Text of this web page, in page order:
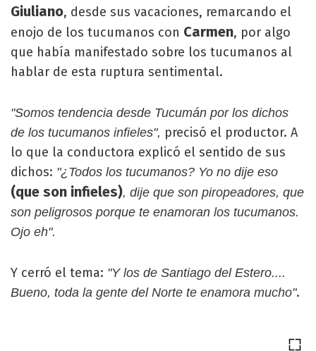
Giuliano, desde sus vacaciones, remarcando el
enojo de los tucumanos con Carmen, por algo
que había manifestado sobre los tucumanos al
hablar de esta ruptura sentimental.
"Somos tendencia desde Tucumán por los dichos
de los tucumanos infieles", precisó el productor. A
lo que la conductora explicó el sentido de sus
dichos: "¿Todos los tucumanos? Yo no dije eso
(que son infieles), dije que son piropeadores, que
son peligrosos porque te enamoran los tucumanos.
Ojo eh".
Y cerró el tema: "Y los de Santiago del Estero....
Bueno, toda la gente del Norte te enamora mucho".